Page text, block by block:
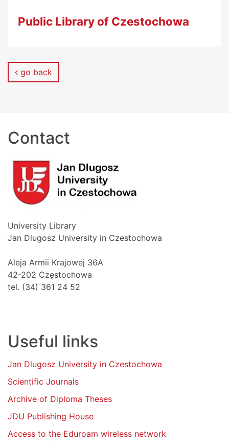
Public Library of Czestochowa
go back
Contact
University Library
Jan Dlugosz University in Czestochowa
Aleja Armii Krajowej 36A
42-202 Częstochowa
tel. (34) 361 24 52
Useful links
Jan Dlugosz University in Czestochowa
Scientific Journals
Archive of Diploma Theses
JDU Publishing House
Access to the Eduroam wireless network